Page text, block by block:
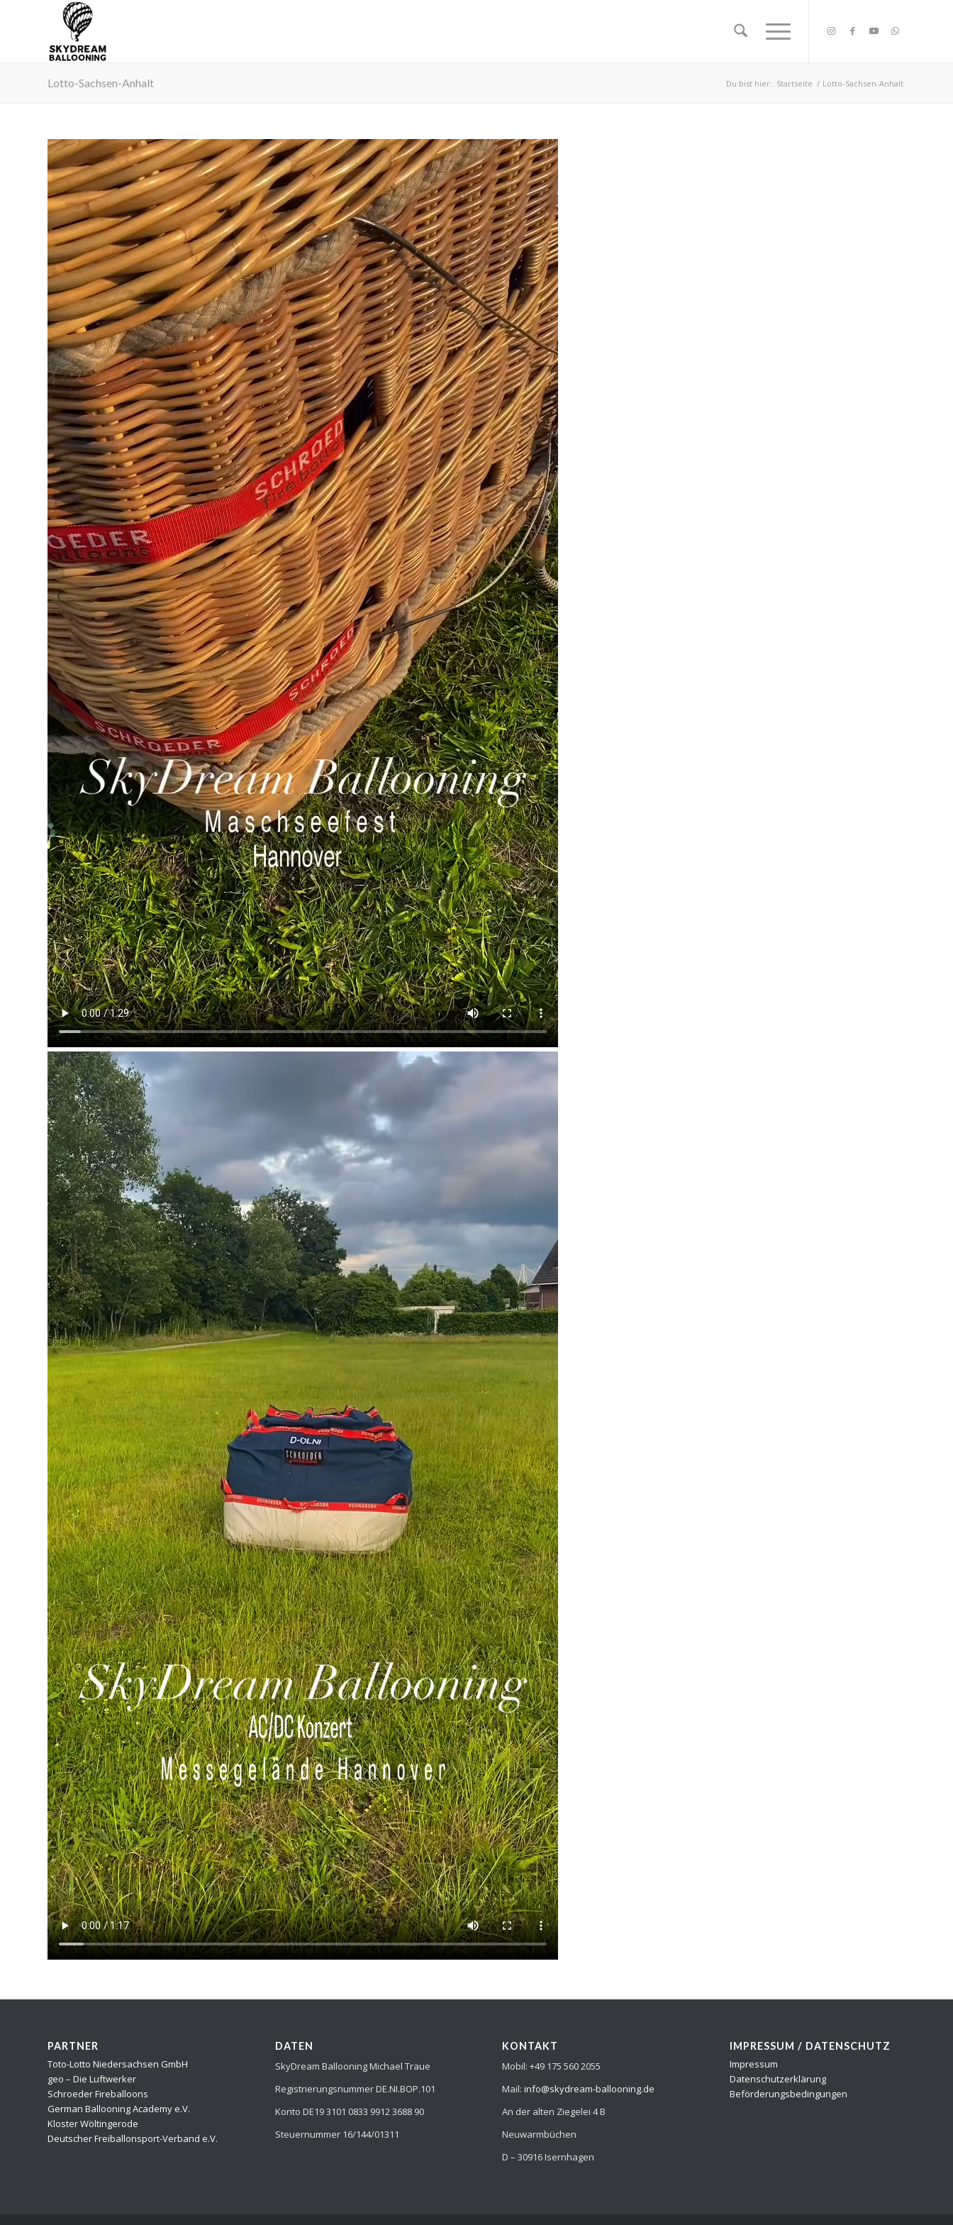
Lotto-Sachsen-Anhalt Du bist hier: Startseite / Lotto-Sachsen-Anhalt
PARTNER
Toto-Lotto Niedersachsen GmbH
geo – Die Luftwerker
Schroeder Fireballoons
German Ballooning Academy e.V.
Kloster Wöltingerode
Deutscher Freiballonsport-Verband e.V.
DATEN
SkyDream Ballooning Michael Traue
Registrierungsnummer DE.NI.BOP.101
Konto DE19 3101 0833 9912 3688 90
Steuernummer 16/144/01311
KONTAKT
Mobil: +49 175 560 2055
Mail:info@skydream-ballooning.de
An der alten Ziegelei 4 B
Neuwarmbüchen
D – 30916 Isernhagen
IMPRESSUM / DATENSCHUTZ
Impressum
Datenschutzerklärung
Beförderungsbedingungen